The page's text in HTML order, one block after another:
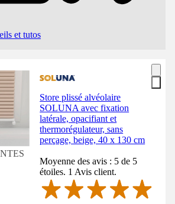
et tutos
Store plissé alvéolaire
SOLUNA avec fixation
latérale, opacifiant et
thermorégulateur, sans
perçage, beige, 40 x 130 cm
Moyenne des avis : 5 de 5
étoiles. 1 Avis client.